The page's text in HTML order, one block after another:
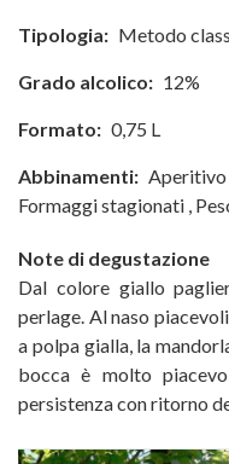
Tipologia: Metodo
Grado alcolico: 12%
Formato: 0,75 L
Abbinamenti: Aperitivo
Formaggi stagionati ,
Note di degustazione
Dal colore giallo
perlage. Al naso
a polpa gialla, la
bocca è molto
persistenza con ritorno